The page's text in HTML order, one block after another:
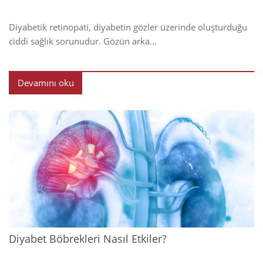
Diyabetik retinopati, diyabetin gözler üzerinde oluşturduğu
ciddi sağlık sorunudur. Gözün arka...
Devamını oku
Diyabet Böbrekleri Nasıl Etkiler?